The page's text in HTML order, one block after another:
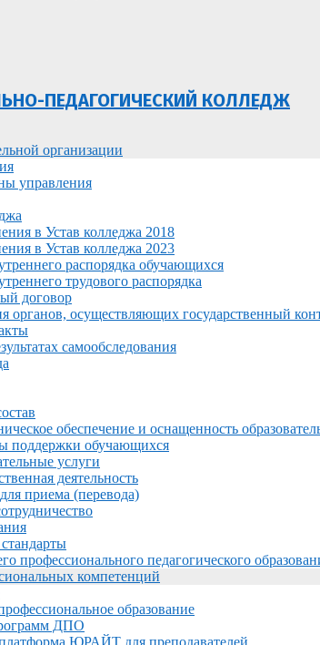
ПЕДАГОГИЧЕСКИЙ КОЛЛЕДЖ
организации
управления
в Устав колледжа 2018
в Устав колледжа 2023
распорядка обучающихся
трудового распорядка
договор
органов, осуществляющих государственный
самообследования
обеспечение и оснащенность
поддержки обучающихся
услуги
деятельность
приема (перевода)
профессионального педагогического
компетенций
образование
ДПО
ЮРАЙТ для преподавателей